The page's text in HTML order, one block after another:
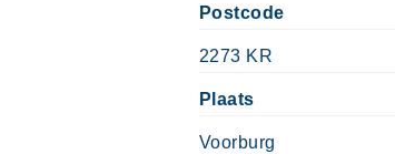
Postcode
2273 KR
Plaats
Voorburg